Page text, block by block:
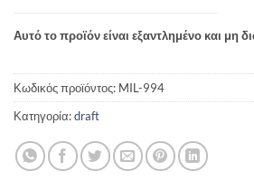
Αυτό το προϊόν είναι εξαντλημένο και μη
Κωδικός προϊόντος: MIL-994
Κατηγορία:draft